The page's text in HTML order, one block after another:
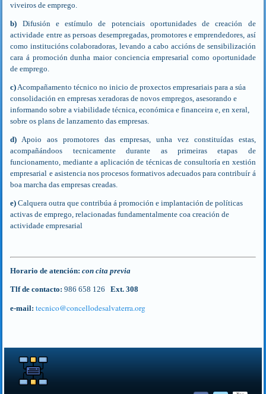
viveiros de emprego.
b) Difusión e estímulo de potenciais oportunidades de creación de
actividade entre as persoas desempregadas, promotores e emprendedores, así
como institucións colaborado­ras, levando a cabo accións de sensibilización
cara á promoción dunha maior conciencia empresarial como oportunidade
de emprego.
c) Acompañamento técnico no inicio de proxectos empresariais para a súa
consolidación en empresas xeradoras de novos empregos, asesorando e
informando sobre a viabilidade técnica, económica e financeira e, en xeral,
sobre os plans de lanzamento das empresas.
d) Apoio aos promotores das empresas, unha vez constituídas estas,
acompañándoos tecnicamente durante as primeiras etapas de
funcionamento, mediante a aplicación de técnicas de consultoría en xestión
empresarial e asistencia nos procesos formativos ade­cuados para contribuír á
boa marcha das empresas creadas.
e) Calquera outra que contribúa á promoción e implantación de políticas
activas de em­prego, relacionadas fundamentalmente coa creación de
actividade empresarial
Horario de atención: con cita previa
Tlf de contacto: 986 658 126Ext. 308
e-mail: tecnico​@​concellodesalvaterra.org